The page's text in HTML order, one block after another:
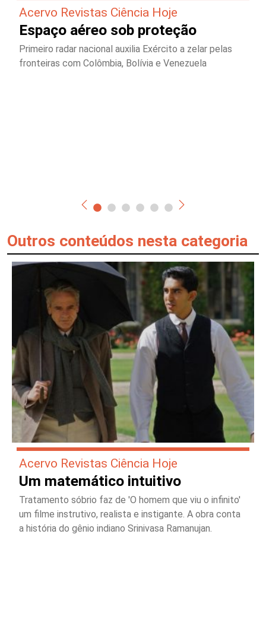
Acervo Revistas Ciência Hoje
Espaço aéreo sob proteção
Primeiro radar nacional auxilia Exército a zelar pelas
fronteiras com Colômbia, Bolívia e Venezuela
Outros conteúdos nesta categoria
Acervo Revistas Ciência Hoje
Um matemático intuitivo
Tratamento sóbrio faz de 'O homem que viu o infinito'
um filme instrutivo, realista e instigante. A obra conta
a história do gênio indiano Srinivasa Ramanujan.